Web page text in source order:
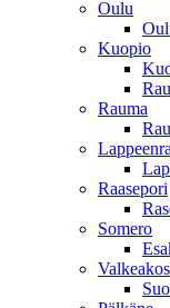
Oulu
Kuopio
Rauma
Raasepori
Somero